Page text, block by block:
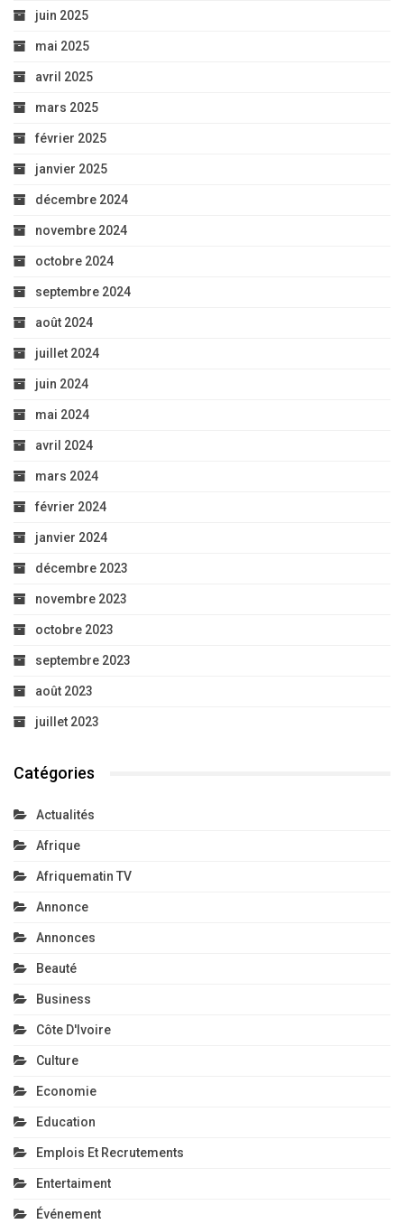
juin 2025
mai 2025
avril 2025
mars 2025
février 2025
janvier 2025
décembre 2024
novembre 2024
octobre 2024
septembre 2024
août 2024
juillet 2024
juin 2024
mai 2024
avril 2024
mars 2024
février 2024
janvier 2024
décembre 2023
novembre 2023
octobre 2023
septembre 2023
août 2023
juillet 2023
Catégories
Actualités
Afrique
Afriquematin TV
Annonce
Annonces
Beauté
Business
Côte D'Ivoire
Culture
Economie
Education
Emplois Et Recrutements
Entertaiment
Événement